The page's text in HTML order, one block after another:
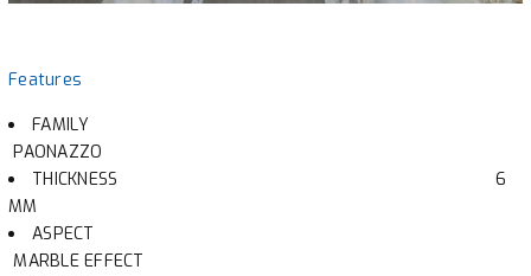
Features
FAMILY
PAONAZZO
THICKNESS 6
MM
ASPECT
MARBLE EFFECT